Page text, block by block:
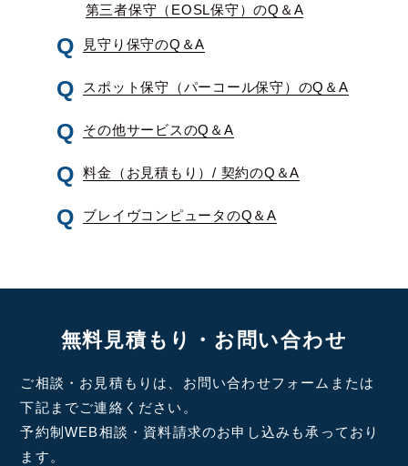
第三者保守（EOSL保守）のQ＆A
見守り保守のQ＆A
スポット保守（パーコール保守）のQ＆A
その他サービスのQ＆A
料金（お見積もり）/ 契約のQ＆A
ブレイヴコンピュータのQ＆A
無料見積もり・お問い合わせ
ご相談・お見積もりは、お問い合わせフォームまたは
下記までご連絡ください。
予約制WEB相談・資料請求のお申し込みも承っており
ます。